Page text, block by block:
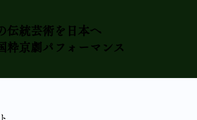
伝統芸術を日本へ
粋京劇パフォーマンス